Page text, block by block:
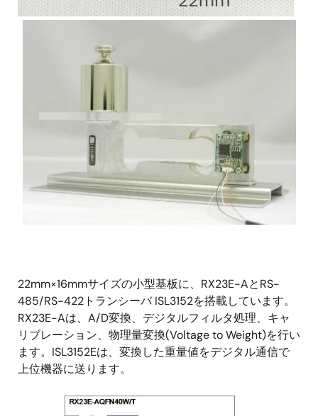
22mm×16mmサイズの小型基板に、RX23E-AとRS-
485/RS-422トランシーバ ISL3152を搭載しています。
RX23E-Aは、A/D変換、デジタルフィルタ処理、キャ
リブレーション、物理量変換(Voltage to Weight)を行い
ます。ISL3152Eは、変換した重量値をデジタル通信で
上位機器に送ります。